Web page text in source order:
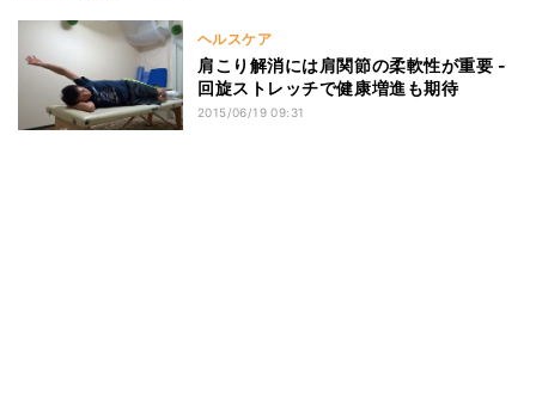
ヘルスケア
肩こり解消には肩関節の柔軟性が重要 -
回旋ストレッチで健康増進も期待
2015/06/19 09:31